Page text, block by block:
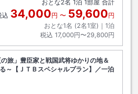
おとな2名 1泊 1部屋 合計
込 34,000円 〜 59,600円
おとな1名 (2名1室)｜ 1泊
税込 17,000円〜29,800円
旅」豊臣家と戦国武将ゆかりの地＆
～【ＪＴＢスペシャルプラン】／一泊
ウト